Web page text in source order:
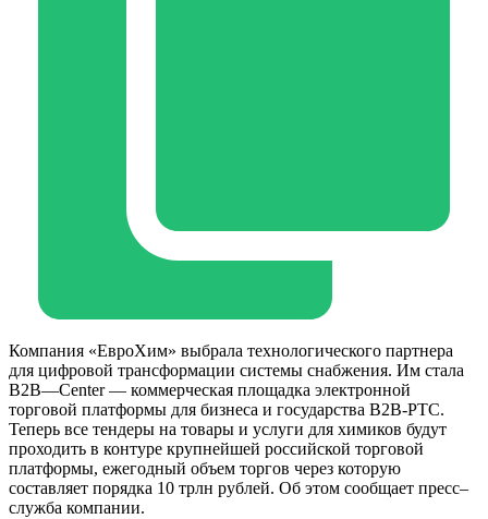
Компания «ЕвроХим» выбрала технологического партнера
для цифровой трансформации системы снабжения. Им стала
B2B—Center — коммерческая площадка электронной
торговой платформы для бизнеса и государства B2B-РТС.
Теперь все тендеры на товары и услуги для химиков будут
проходить в контуре крупнейшей российской торговой
платформы, ежегодный объем торгов через которую
составляет порядка 10 трлн рублей. Об этом сообщает пресс–
служба компании.